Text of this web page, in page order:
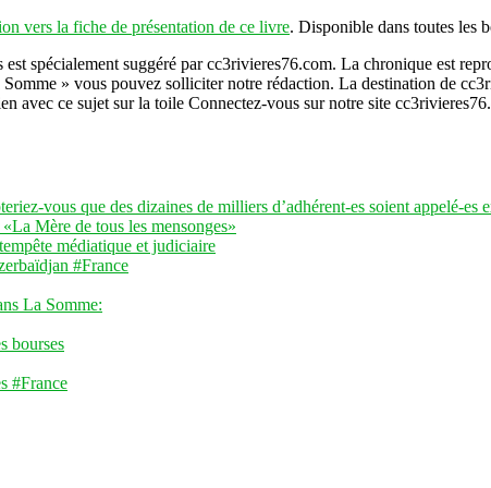
vers la fiche de présentation de ce livre. Disponible dans toutes les
spécialement suggéré par cc3rivieres76.com. La chronique est
» vous pouvez solliciter notre rédaction. La destination de
avec ce sujet sur la toile Connectez-vous sur notre site
vous que des dizaines de milliers d’adhérent-es soient appelé-es
Mère de tous les mensonges»
médiatique et judiciaire
#France
La Somme:
bourses
#France